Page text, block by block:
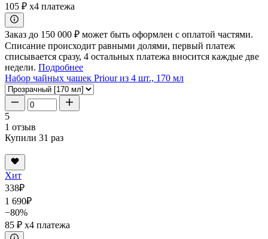
105 ₽ x4 платежа
Заказ до 150 000 ₽ может быть оформлен с оплатой частями.
Списание происходит равными долями, первый платеж
списывается сразу, 4 остальных платежа вносится каждые две
недели. Подробнее
Набор чайных чашек Priour из 4 шт., 170 мл
5
1 отзыв
Купили 31 раз
Хит
338₽
1 690₽
−80%
85 ₽ x4 платежа